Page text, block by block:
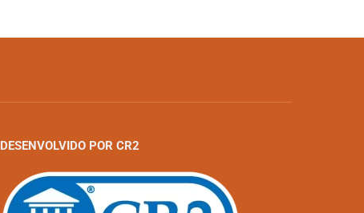
DESENVOLVIDO POR CR2